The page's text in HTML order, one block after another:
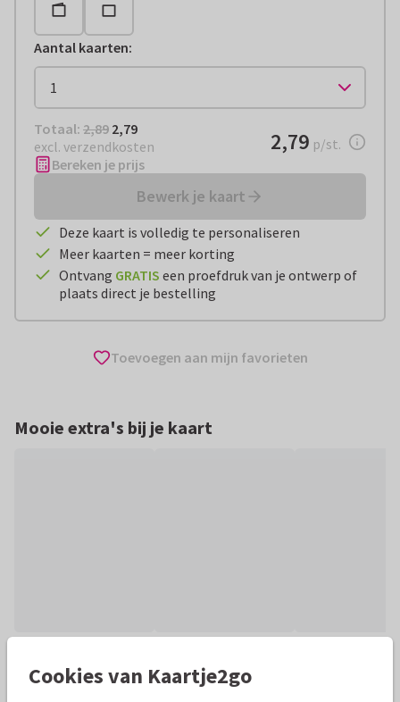
Aantal kaarten:
Totaal: € 2,79
Totaal: 2,89 2,79
excl. verzendkosten
€ 2,79per stuk
2,79 p/st.
Bereken je prijs
Bewerk je kaart
Deze kaart is volledig te personaliseren
Meer kaarten = meer korting
Ontvang GRATIS een proefdruk van je ontwerp of
plaats direct je bestelling
Toevoegen aan mijn favorieten
Mooie extra's bij je kaart
Productinformatie
Cookies van Kaartje2go